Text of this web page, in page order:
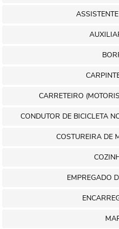
CARRETEIRO
CONDUTOR DE BICICLETA
COSTUREIRA DE
EMPREGADO